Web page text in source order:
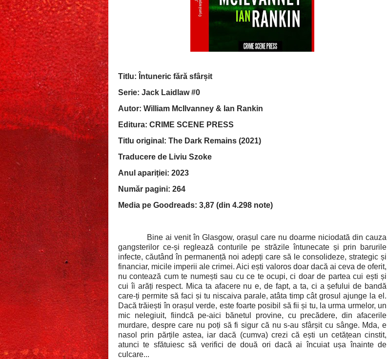
Titlu: Întuneric fără sfârșit
Serie: Jack Laidlaw #0
Autor: William McIlvanney & Ian Rankin
Editura: CRIME SCENE PRESS
Titlu original: The Dark Remains (2021)
Traducere de Liviu Szoke
Anul apariției: 2023
Număr pagini: 264
Media pe Goodreads: 3,87 (din 4.298 note)
Bine ai venit în Glasgow, orașul care nu doarme niciodată din cauza
gangsterilor ce-și reglează conturile pe străzile întunecate și prin barurile
infecte, căutând în permanență noi adepți care să le consolideze, strategic și
financiar, micile imperii ale crimei. Aici ești valoros doar dacă ai ceva de oferit,
nu contează cum te numești sau cu ce te ocupi, ci doar de partea cui ești și
cui îi arăți respect. Mica ta afacere nu e, de fapt, a ta, ci a șefului de bandă
care-ți permite să faci și tu niscaiva parale, atâta timp cât grosul ajunge la el.
Dacă trăiești în orașul verde, este foarte posibil să fii și tu, la urma urmelor, un
mic nelegiuit, fiindcă pe-aici bănetul provine, cu precădere, din afacerile
murdare, despre care nu poți să fi sigur că nu s-au sfârșit cu sânge. Mda, e
nasol prin părțile astea, iar dacă (cumva) crezi că ești un cetățean cinstit,
atunci te sfătuiesc să verifici de două ori dacă ai încuiat ușa înainte de
culcare...